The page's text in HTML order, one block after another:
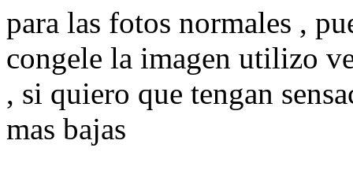
para las fotos normales ,
congele la imagen utilizo
, si quiero que tengan
mas bajas